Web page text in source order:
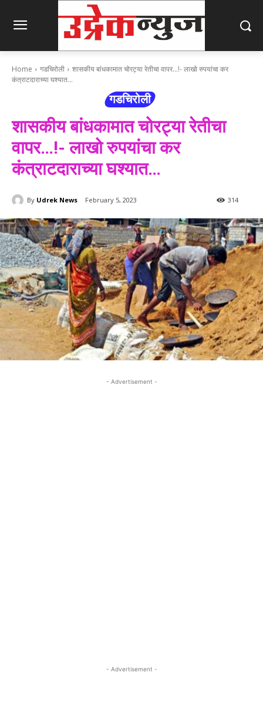
Home गडचिरोली
शासकीय बांधकामात चोरट्या रेतीचा वापर...!- लाखो रुपयांचा कर
कंत्राटदाराच्या घश्यात...
गडचिरोली
शासकीय बांधकामात चोरट्या रेतीचा
वापर…!- लाखो रुपयांचा कर
कंत्राटदाराच्या घश्यात…
By Udrek News February 5, 2023 314
- Advertisement -
- Advertisement -